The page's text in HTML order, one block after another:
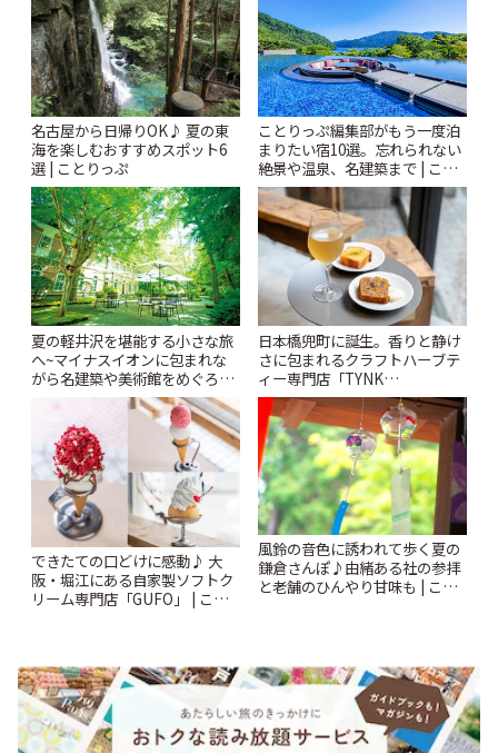
名古屋から日帰りOK♪ 夏の東
海を楽しむおすすめスポット6
選 | ことりっぷ
ことりっぷ編集部がもう一度泊
まりたい宿10選。忘れられない
絶景や温泉、名建築まで | こと
りっぷ
夏の軽井沢を堪能する小さな旅
へ~マイナスイオンに包まれな
がら名建築や美術館をめぐろう
~ | ことりっぷ
日本橋兜町に誕生。香りと静け
さに包まれるクラフトハーブテ
ィー専門店「TYNK
Kabutocho」 | ことりっぷ
できたての口どけに感動♪ 大
阪・堀江にある自家製ソフトク
リーム専門店「GUFO」 | こと
風鈴の音色に誘われて歩く夏の
鎌倉さんぽ♪由緒ある社の参拝
と老舗のひんやり甘味も | こと